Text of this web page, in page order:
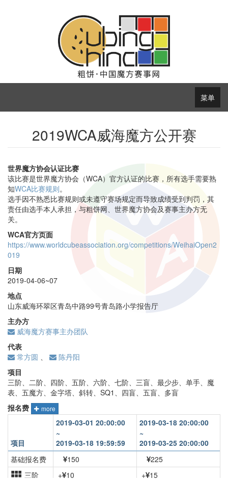
菜单
2019WCA威海魔方公开赛
世界魔方协会认证比赛
该比赛是世界魔方协会（WCA）官方认证的比赛，所有选手需要熟
知WCA比赛规则。
选手因不熟悉比赛规则或未遵守赛场规定而导致成绩受到判罚，其
责任由选手本人承担，与粗饼网、世界魔方协会及赛事主办方无
关。
WCA官方页面
https://www.worldcubeassociation.org/competitions/WeihaiOpen2
019
日期
2019-04-06~07
地点
山东威海环翠区青岛中路99号青岛路小学报告厅
主办方
威海魔方赛事主办团队
代表
常方圆
陈丹阳
项目
三阶、二阶、四阶、五阶、六阶、七阶、三盲、最少步、单手、魔
表、五魔方、金字塔、斜转、SQ1、四盲、五盲、多盲
报名费
more
项目
2019-03-01 20:00:00
~
2019-03-18 19:59:59
2019-03-18 20:00:00
~
2019-03-25 20:00:00
基础报名费
150
225
三阶
+ 10 + 15